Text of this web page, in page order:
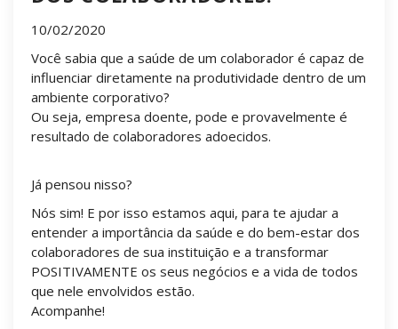
10/02/2020
Você sabia que a saúde de um colaborador é capaz de
influenciar diretamente na produtividade dentro de um
ambiente corporativo?
Ou seja, empresa doente, pode e provavelmente é
resultado de colaboradores adoecidos.
Já pensou nisso?
Nós sim! E por isso estamos aqui, para te ajudar a
entender a importância da saúde e do bem-estar dos
colaboradores de sua instituição e a transformar
POSITIVAMENTE os seus negócios e a vida de todos
que nele envolvidos estão.
Acompanhe!